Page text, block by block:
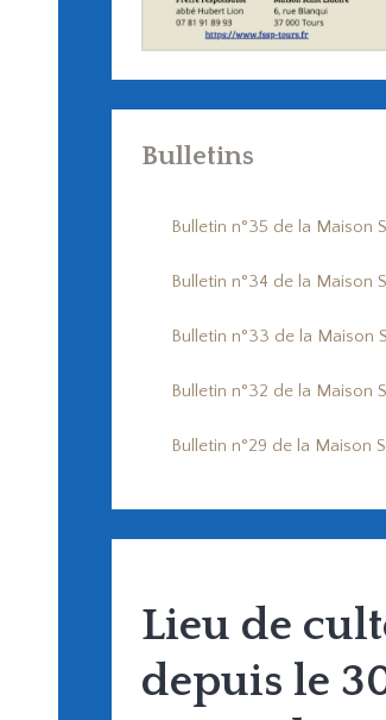
Bulletins
Bulletin n°35 de la Maison
Bulletin n°34 de la Maison
Bulletin n°33 de la Maison
Bulletin n°32 de la Maison
Bulletin n°29 de la Maison
Lieu de
depuis le